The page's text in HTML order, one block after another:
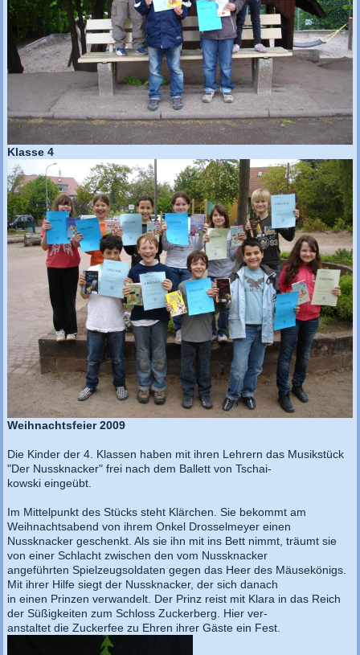
Klasse 4
Weihnachtsfeier 2009
Die Kinder der 4. Klassen haben mit ihren Lehrern das Musikstück
"Der Nussknacker" frei nach dem Ballett von Tschai-
kowski eingeübt.
Im Mittelpunkt des Stücks steht Klärchen. Sie bekommt am
Weihnachtsabend von ihrem Onkel Drosselmeyer einen
Nussknacker geschenkt. Als sie ihn mit ins Bett nimmt, träumt sie
von einer Schlacht zwischen den vom Nussknacker
angeführten Spielzeugsoldaten gegen das Heer des Mäusekönigs.
Mit ihrer Hilfe siegt der Nussknacker, der sich danach
in einen Prinzen verwandelt. Der Prinz reist mit Klara in das Reich
der Süßigkeiten zum Schloss Zuckerberg. Hier ver-
anstaltet die Zuckerfee zu Ehren ihrer Gäste ein Fest.